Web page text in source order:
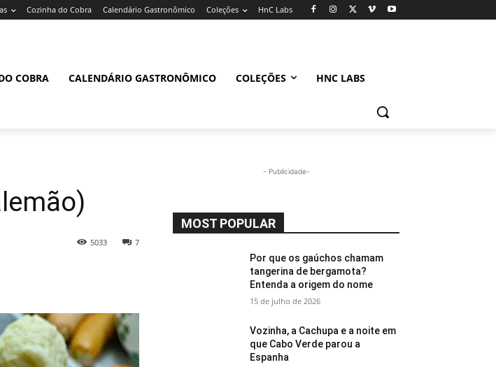
Cozinha do Cobra Calendário Gastronômico Coleções HnC Labs
COBRA CALENDÁRIO GASTRONÔMICO COLEÇÕES HNC LABS
7
5033
- Publicidade-
MOST POPULAR
Por que os gaúchos chamam
tangerina de bergamota?
Entenda a origem do nome
15 de julho de 2026
Vozinha, a Cachupa e a noite em
que Cabo Verde parou a
Espanha